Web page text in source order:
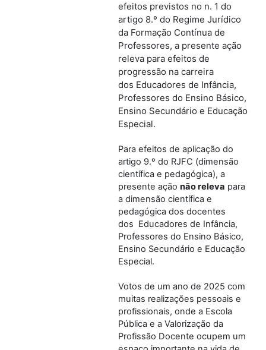
efeitos previstos no n. 1 do
artigo 8.º do Regime Jurídico
da Formação Contínua de
Professores, a presente ação
releva para efeitos de
progressão na carreira
dos Educadores de Infância,
Professores do Ensino Básico,
Ensino Secundário e Educação
Especial.
Para efeitos de aplicação do
artigo 9.º do RJFC (dimensão
científica e pedagógica), a
presente ação não releva para
a dimensão científica e
pedagógica dos docentes
dos Educadores de Infância,
Professores do Ensino Básico,
Ensino Secundário e Educação
Especial.
Votos de um ano de 2025 com
muitas realizações pessoais e
profissionais, onde a Escola
Pública e a Valorização da
Profissão Docente ocupem um